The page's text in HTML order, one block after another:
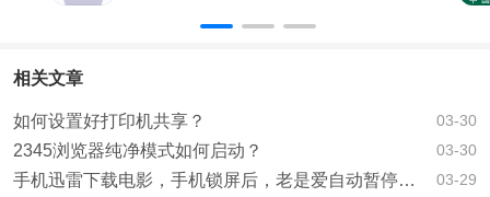
相关文章
如何设置好打印机共享？ 03-30
2345浏览器纯净模式如何启动？ 03-30
手机迅雷下载电影，手机锁屏后，老是爱自动暂停，该如何办？ 03-29